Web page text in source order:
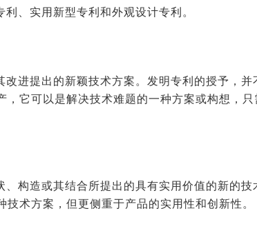
、实用新型专利和外观设计专利。
改进提出的新颖技术方案。发明专利的授予，并
，它可以是解决技术难题的一种方案或构想，
、构造或其结合所提出的具有实用价值的新的技
术方案，但更侧重于产品的实用性和创新性。